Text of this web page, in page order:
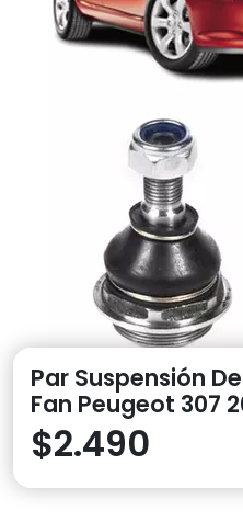
Par Suspensión
Fan Peugeot 307
$2.490